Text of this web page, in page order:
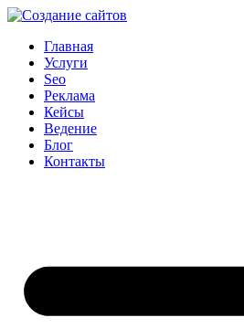
Главная
Услуги
Seo
Реклама
Кейсы
Ведение
Блог
Контакты